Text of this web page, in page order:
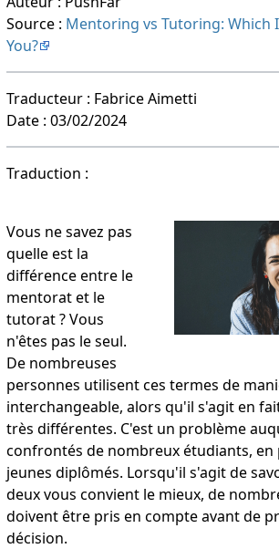
Source : Mentoring vs Tutoring: Which
You?
Traducteur : Fabrice Aimetti
Date : 03/02/2024
Traduction :
Vous ne savez pas
quelle est la
différence entre le
mentorat et le
tutorat ? Vous
n'êtes pas le seul.
De nombreuses
personnes utilisent ces termes de
interchangeable, alors qu'il s'agit en
très différentes. C'est un problème
confrontés de nombreux étudiants, en
jeunes diplômés. Lorsqu'il s'agit de
deux vous convient le mieux, de
doivent être pris en compte avant de
décision.